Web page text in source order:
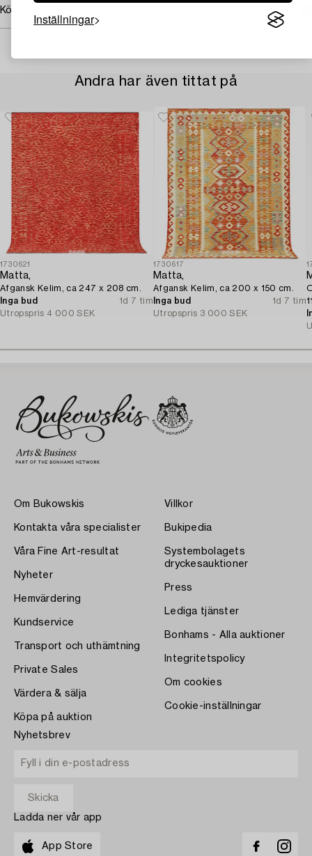
Inställningar
Köpinformation
Andra har även tittat på
1730621
Matta,
Afgansk Kelim, ca 247 x 208 cm.
Inga bud
1d 7 tim
Utropspris 4 000 SEK
1730617
Matta,
Afgansk Kelim, ca 200 x 150 cm.
Inga bud
1d 7 tim
Utropspris 3 000 SEK
Om Bukowskis
Kontakta våra specialister
Våra Fine Art-resultat
Nyheter
Hemvärdering
Kundservice
Transport och uthämtning
Private Sales
Värdera & sälja
Köpa på auktion
Villkor
Bukipedia
Systembolagets
dryckesauktioner
Press
Lediga tjänster
Bonhams - Alla auktioner
Integritetspolicy
Om cookies
Cookie-inställningar
Nyhetsbrev
Ladda ner vår app
App Store